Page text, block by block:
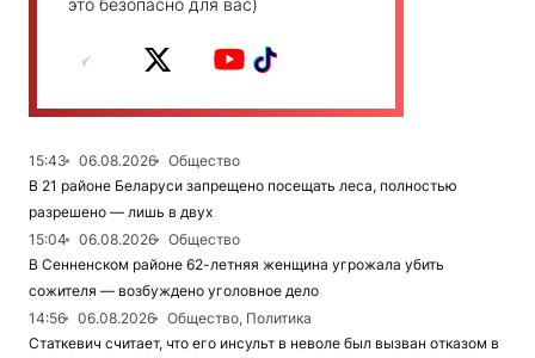
это безопасно для вас)
15:43 06.08.2026
Общество
В 21 районе Беларуси запрещено посещать леса, полностью
разрешено — лишь в двух
15:04
06.08.2026
Общество
В Сенненском районе 62-летняя женщина угрожала убить
сожителя — возбуждено уголовное дело
14:56
06.08.2026
Общество, Политика
Статкевич считает, что его инсульт в неволе был вызван отказом в